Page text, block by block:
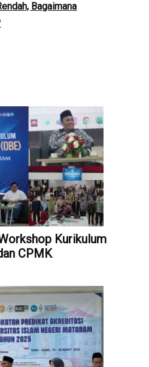
Bagaimana
Kurikulum
CPMK